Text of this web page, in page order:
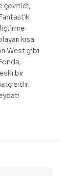
çevrildi,
kısa
West gibi
bir